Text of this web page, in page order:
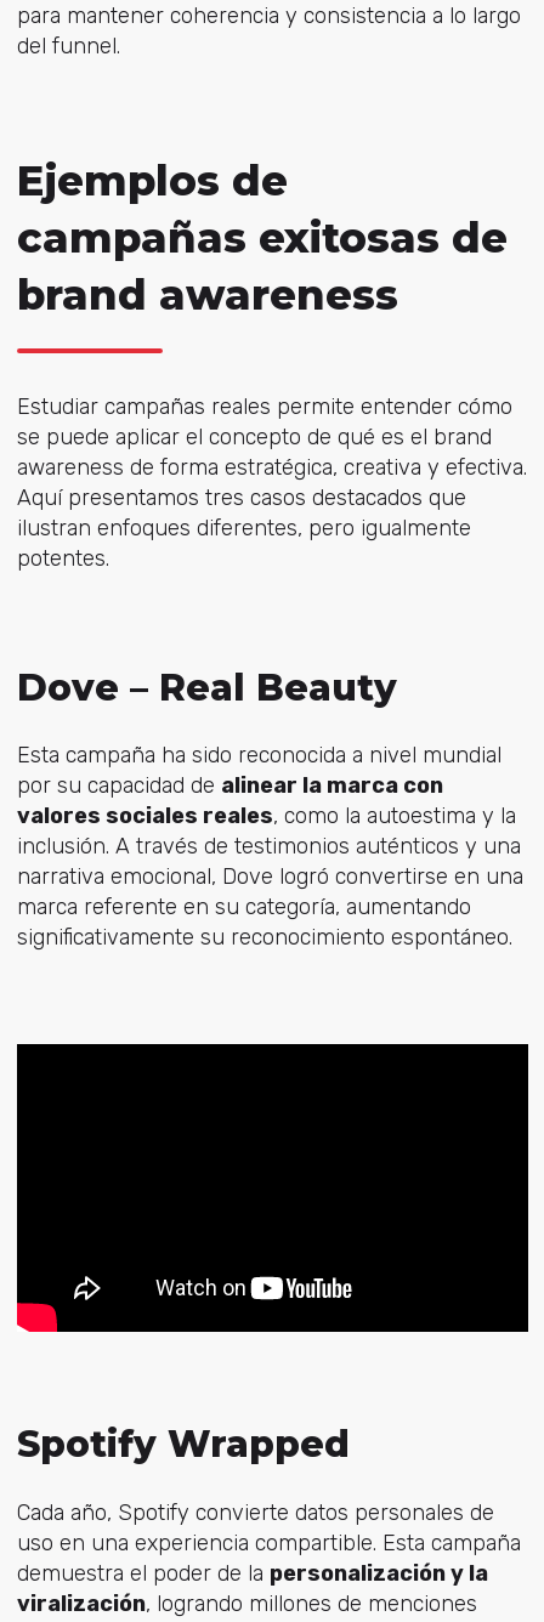
para mantener coherencia y consistencia a lo largo
del funnel.
Ejemplos de
campañas exitosas de
brand awareness
Estudiar campañas reales permite entender cómo
se puede aplicar el concepto de qué es el brand
awareness de forma estratégica, creativa y efectiva.
Aquí presentamos tres casos destacados que
ilustran enfoques diferentes, pero igualmente
potentes.
Dove – Real Beauty
Esta campaña ha sido reconocida a nivel mundial
por su capacidad de alinear la marca con
valores sociales reales, como la autoestima y la
inclusión. A través de testimonios auténticos y una
narrativa emocional, Dove logró convertirse en una
marca referente en su categoría, aumentando
significativamente su reconocimiento espontáneo.
Spotify Wrapped
Cada año, Spotify convierte datos personales de
uso en una experiencia compartible. Esta campaña
demuestra el poder de la personalización y la
viralización, logrando millones de menciones